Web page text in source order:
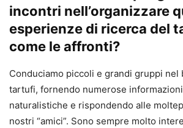
incontri nell’organizzare
esperienze di ricerca del
come le affronti?
Conduciamo piccoli e grandi gruppi nel
tartufi, fornendo numerose
naturalistiche e rispondendo alle
nostri “amici”. Sono sempre molto